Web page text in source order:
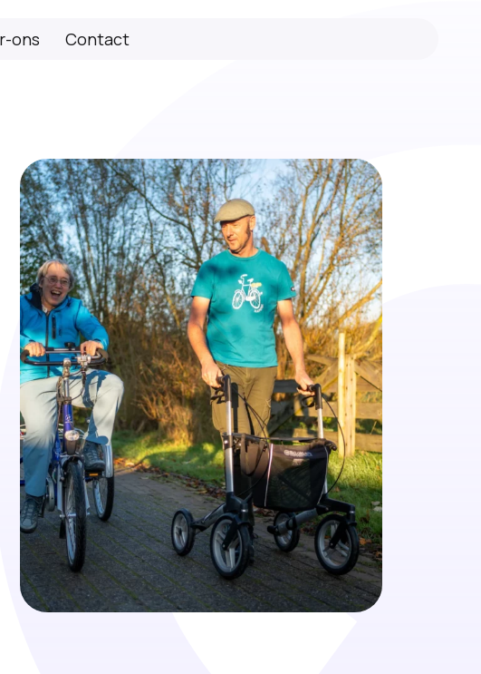
ons Contact